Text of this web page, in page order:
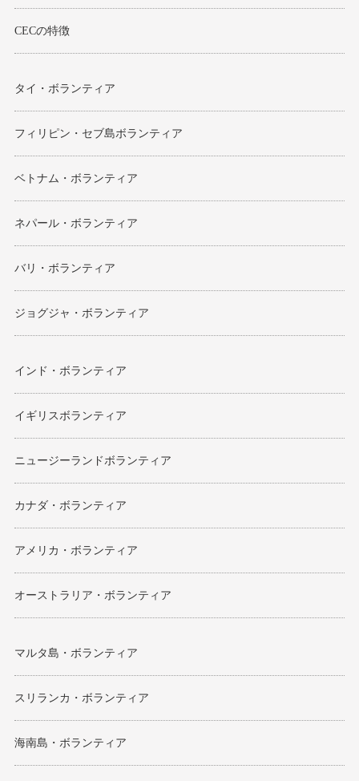
CECの特徴
タイ・ボランティア
フィリピン・セブ島ボランティア
ベトナム・ボランティア
ネパール・ボランティア
バリ・ボランティア
ジョグジャ・ボランティア
インド・ボランティア
イギリスボランティア
ニュージーランドボランティア
カナダ・ボランティア
アメリカ・ボランティア
オーストラリア・ボランティア
マルタ島・ボランティア
スリランカ・ボランティア
海南島・ボランティア